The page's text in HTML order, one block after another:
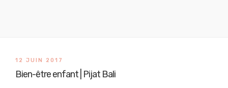
12 JUIN 2017
Bien-être enfant | Pijat Bali